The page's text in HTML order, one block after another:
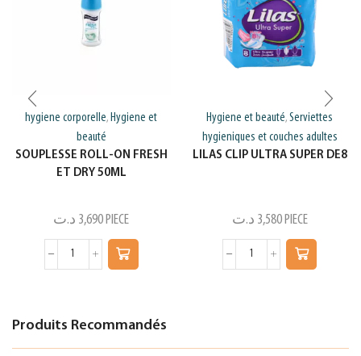
hygiene corporelle, Hygiene et
beauté
SOUPLESSE ROLL-ON FRESH
ET DRY 50ML
3,690 د.ت PIECE
Hygiene et beauté,Serviettes
hygieniques et couches adultes
LILAS CLIP ULTRA SUPER DE8
3,580 د.ت PIECE
Produits Recommandés